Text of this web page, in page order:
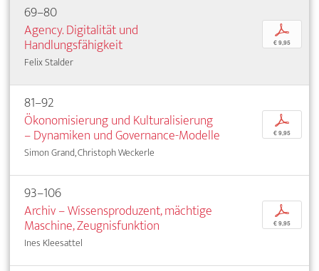
69–80
Agency. Digitalität und
Handlungsfähigkeit
Felix Stalder
p
€ 9,95
81–92
Ökonomisierung und Kulturalisierung
– Dynamiken und Governance-Modelle
Simon Grand, Christoph Weckerle
p
€ 9,95
93–106
Archiv – Wissensproduzent, mächtige
Maschine, Zeugnisfunktion
Ines Kleesattel
p
€ 9,95